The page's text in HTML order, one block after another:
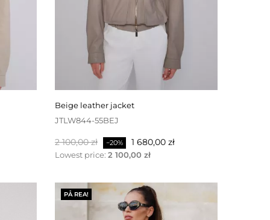
beige leather jacket
JTLW844-55BEJ
Baspris
2 100,00 zł −20% Pris
1 680,00 zł
Lowest price: 2 100,00 zł
PÅ REA!